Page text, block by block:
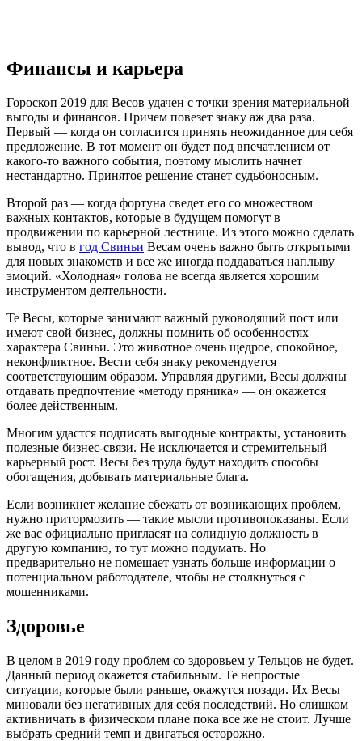
Финансы и карьера
Гороскоп 2019 для Весов удачен с точки зрения материальной
выгоды и финансов. Причем повезет знаку аж два раза.
Первый — когда он согласится принять неожиданное для себя
предложение. В тот момент он будет под впечатлением от
какого-то важного события, поэтому мыслить начнет
нестандартно. Принятое решение станет судьбоносным.
Второй раз — когда фортуна сведет его со множеством
важных контактов, которые в будущем помогут в
продвижении по карьерной лестнице. Из этого можно сделать
вывод, что в год Свиньи Весам очень важно быть открытыми
для новых знакомств и все же иногда поддаваться наплыву
эмоций. «Холодная» голова не всегда является хорошим
инструментом деятельности.
Те Весы, которые занимают важный руководящий пост или
имеют свой бизнес, должны помнить об особенностях
характера Свиньи. Это животное очень щедрое, спокойное,
неконфликтное. Вести себя знаку рекомендуется
соответствующим образом. Управляя другими, Весы должны
отдавать предпочтение «методу пряника» — он окажется
более действенным.
Многим удастся подписать выгодные контракты, установить
полезные бизнес-связи. Не исключается и стремительный
карьерный рост. Весы без труда будут находить способы
обогащения, добывать материальные блага.
Если возникнет желание сбежать от возникающих проблем,
нужно притормозить — такие мысли противопоказаны. Если
же вас официально пригласят на солидную должность в
другую компанию, то тут можно подумать. Но
предварительно не помешает узнать больше информации о
потенциальном работодателе, чтобы не столкнуться с
мошенниками.
Здоровье
В целом в 2019 году проблем со здоровьем у Тельцов не будет.
Данный период окажется стабильным. Те непростые
ситуации, которые были раньше, окажутся позади. Их Весы
миновали без негативных для себя последствий. Но слишком
активничать в физическом плане пока все же не стоит. Лучше
выбрать средний темп и двигаться осторожно.